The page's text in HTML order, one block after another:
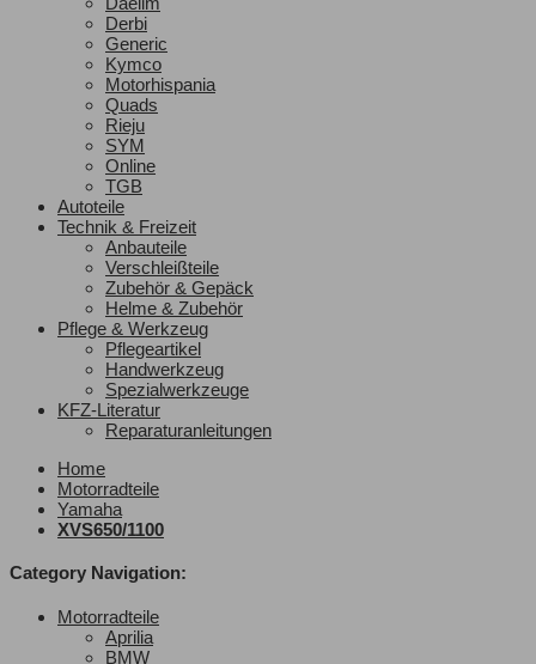
Derbi
Generic
Kymco
Motorhispania
Quads
Rieju
SYM
Online
TGB
Autoteile
Technik & Freizeit
Anbauteile
Verschleißteile
Zubehör & Gepäck
Helme & Zubehör
Pflege & Werkzeug
Pflegeartikel
Handwerkzeug
Spezialwerkzeuge
KFZ-Literatur
Reparaturanleitungen
Home
Motorradteile
Yamaha
XVS650/1100
Category Navigation:
Motorradteile
Aprilia
BMW